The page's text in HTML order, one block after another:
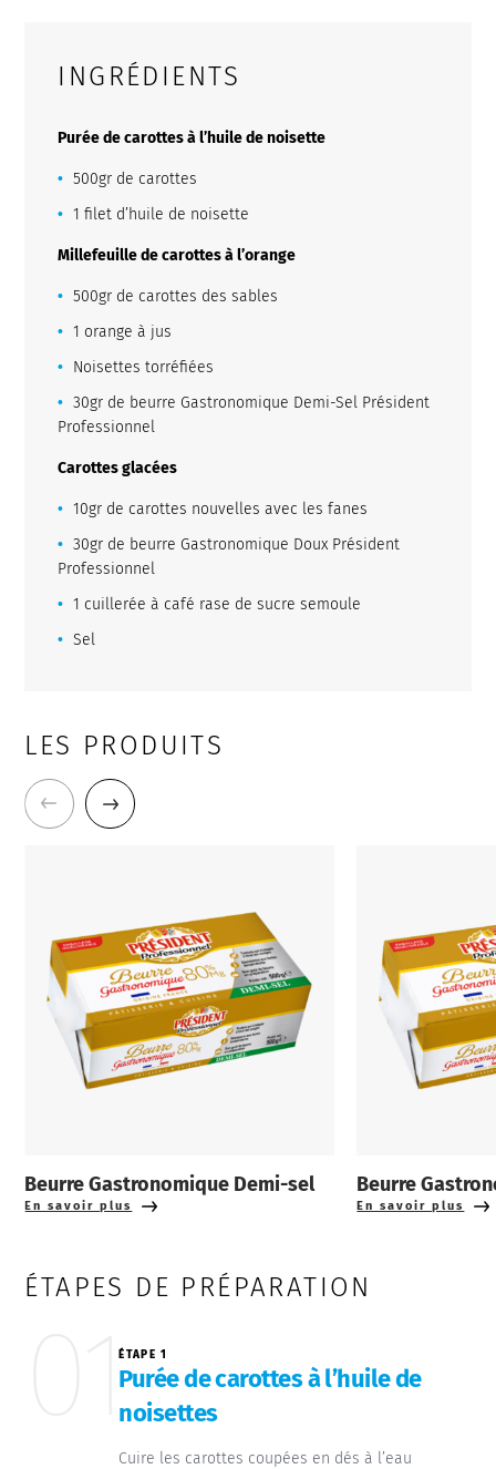
INGRÉDIENTS
Purée de carottes à l’huile de noisette
500gr de carottes
1 filet d’huile de noisette
Millefeuille de carottes à l’orange
500gr de carottes des sables
1 orange à jus
Noisettes torréfiées
30gr de beurre Gastronomique Demi-Sel Président
Professionnel
Carottes glacées
10gr de carottes nouvelles avec les fanes
30gr de beurre Gastronomique Doux Président
Professionnel
1 cuillerée à café rase de sucre semoule
Sel
LES PRODUITS
Beurre Gastronomique Demi-sel
En savoir plus
Beurre
En savoir plus
ÉTAPES DE PRÉPARATION
01ÉTAPE 1
Purée de carottes à l’huile de
noisettes
Cuire les carottes coupées en dés à l’eau